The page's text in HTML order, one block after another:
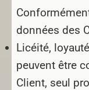
données des
Licéité,
peuvent être
Client, seul